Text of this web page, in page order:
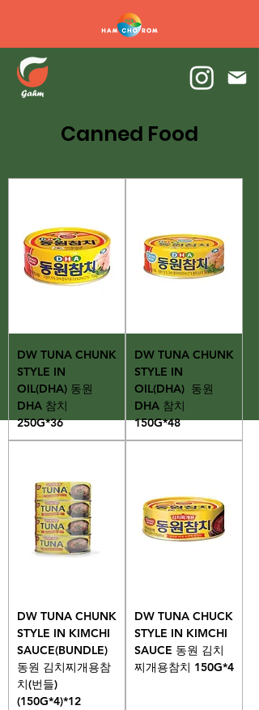
Canned Food
DW TUNA CHUNK
STYLE IN
OIL(DHA) 동원
DHA 참치
250G*36
DW TUNA CHUNK
STYLE IN
OIL(DHA) 동원
DHA 참치
150G*48
DW TUNA CHUNK
STYLE IN KIMCHI
SAUCE(BUNDLE)
동원 김치찌개용참
치(번들)
(150G*4)*12
DW TUNA CHUCK
STYLE IN KIMCHI
SAUCE 동원 김치
찌개용참치 150G*4